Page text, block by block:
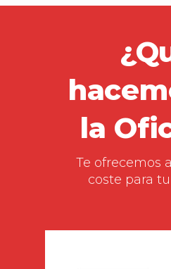
la
Te ofrecemos
coste para